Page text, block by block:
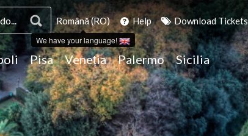
Română (RO)
We have your language!
Help Download Tickets
Pisa Veneția Palermo Sicilia